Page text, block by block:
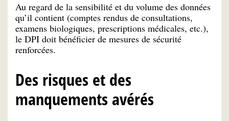
Au regard de la sensibilité et du volume des données
qu’il contient (comptes rendus de consultations,
examens biologiques, prescriptions médicales, etc.),
le DPI doit bénéficier de mesures de sécurité
renforcées.
Des risques et des
manquements avérés